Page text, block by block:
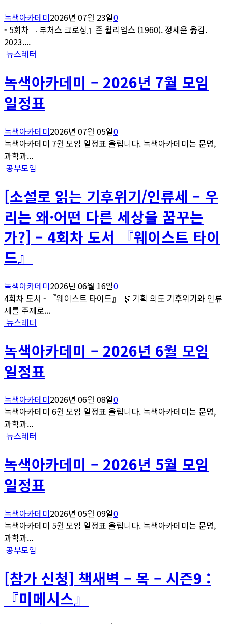
녹색아카데미2026년 07월 23일0
- 5회차 『부처스 크로싱』존 윌리엄스 (1960). 정세윤 옮김.
2023....
뉴스레터
녹색아카데미 – 2026년 7월 모임
일정표
녹색아카데미2026년 07월 05일0
녹색아카데미 7월 모임 일정표 올립니다. 녹색아카데미는 문명,
과학과...
공부모임
[소설로 읽는 기후위기/인류세 – 우
리는 왜·어떤 다른 세상을 꿈꾸는
가?] – 4회차 도서 『웨이스트 타이
드』
녹색아카데미2026년 06월 16일0
4회차 도서 - 『웨이스트 타이드』 🌿 기획 의도 기후위기와 인류
세를 주제로...
뉴스레터
녹색아카데미 – 2026년 6월 모임
일정표
녹색아카데미2026년 06월 08일0
녹색아카데미 6월 모임 일정표 올립니다. 녹색아카데미는 문명,
과학과...
뉴스레터
녹색아카데미 – 2026년 5월 모임
일정표
녹색아카데미2026년 05월 09일0
녹색아카데미 5월 모임 일정표 올립니다. 녹색아카데미는 문명,
과학과...
공부모임
[참가 신청] 책새벽 – 목 – 시즌9 :
『미메시스』